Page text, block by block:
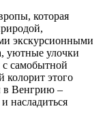
которая
экскурсионными
уютные улочки
с самобытной
колорит этого
в Венгрию –
насладиться